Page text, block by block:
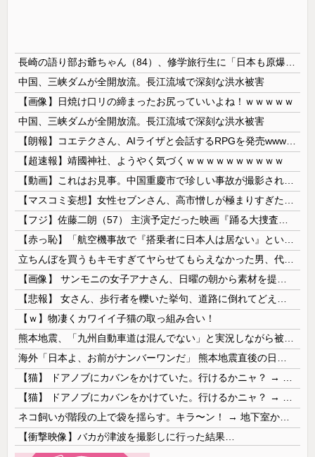
中国、三峡ダムが全開放流。長江流域で深刻な洪水被害
【画像】日焼け口リの締まったお尻っていいよね！ｗｗｗｗｗ
中国、三峡ダムが全開放流。長江流域で深刻な洪水被害
【超速報】靖國神社、ようやく気づくｗｗｗｗｗｗｗｗｗｗ
【ｗ】物凄くカワイイ子猫の取っ組み合い！
【衝撃映像】バカが津波を撮影しに行った結果…